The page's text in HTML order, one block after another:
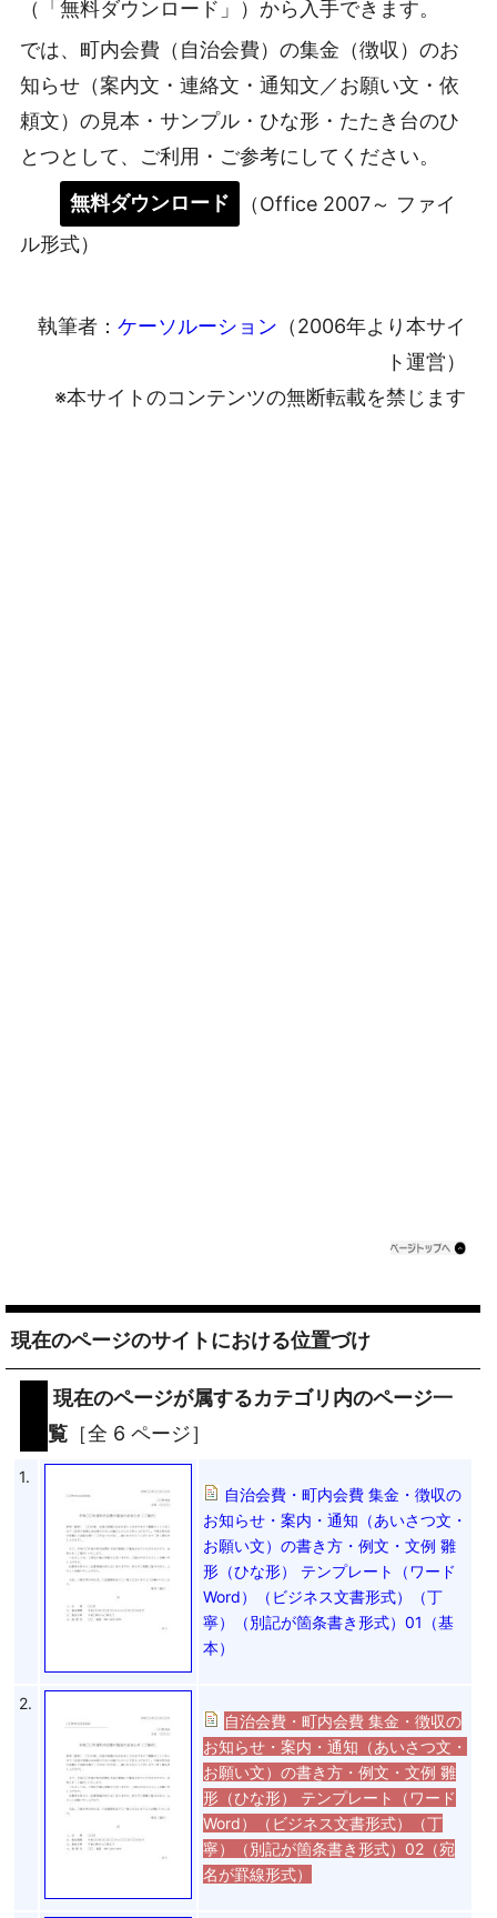
（「無料ダウンロード」）から入手できます。
では、町内会費（自治会費）の集金（徴収）のお
知らせ（案内文・連絡文・通知文／お願い文・依
頼文）の見本・サンプル・ひな形・たたき台のひ
とつとして、ご利用・ご参考にしてください。
無料ダウンロード
（Office 2007～ ファイ
ル形式）
執筆者： ケーソルーション （2006年より本サイ
ト運営）
※本サイトのコンテンツの無断転載を禁じます
現在のページのサイトにおける位置づけ
現在のページが属するカテゴリ内のページ一
覧 ［全 6 ページ］
1.
自治会費・町内会費 集金・徴収の
お知らせ・案内・通知（あいさつ文・
お願い文）の書き方・例文・文例 雛
形（ひな形） テンプレート（ワード
Word）（ビジネス文書形式）（丁
寧）（別記が箇条書き形式）01（基
本）
2.
自治会費・町内会費 集金・徴収の
お知らせ・案内・通知（あいさつ文・
お願い文）の書き方・例文・文例 雛
形（ひな形） テンプレート（ワード
Word）（ビジネス文書形式）（丁
寧）（別記が箇条書き形式）02（宛
名が罫線形式）